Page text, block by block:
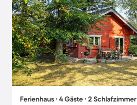
Ferienhaus ∙ 4 Gäste ∙ 2 Schlafzimmer